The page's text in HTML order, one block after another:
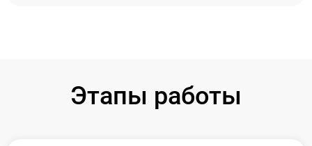
Этапы работы